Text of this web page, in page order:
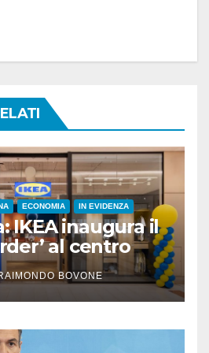
ECONOMIA IN EVIDENZA
IKEA inaugura il
al centro
Panorama
BOVONE